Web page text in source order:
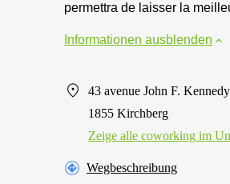
permettra de laisser la
Informationen ausblenden
43 avenue John F. Kennedy
1855 Kirchberg
Zeige alle сoworking im
Wegbeschreibung